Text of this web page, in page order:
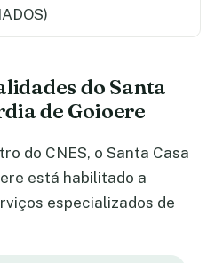
do Santa
de Goioere
do CNES, o Santa Casa
está habilitado a
especializados de